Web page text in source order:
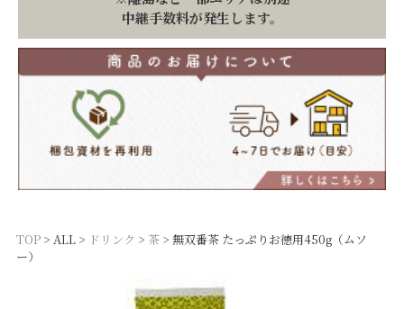
中継手数料が発生します。
TOP ALL ドリンク 茶
無双番茶 たっぷりお徳用450g（ムソ
ー）